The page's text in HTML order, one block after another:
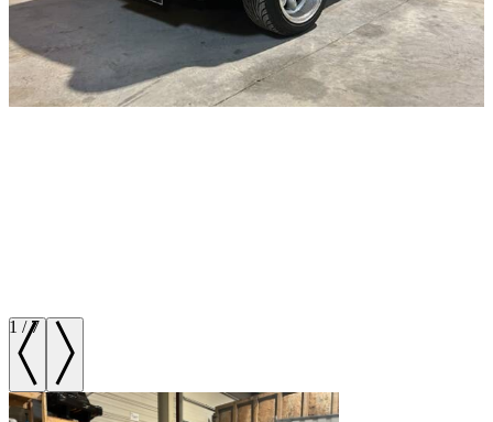
1 /7